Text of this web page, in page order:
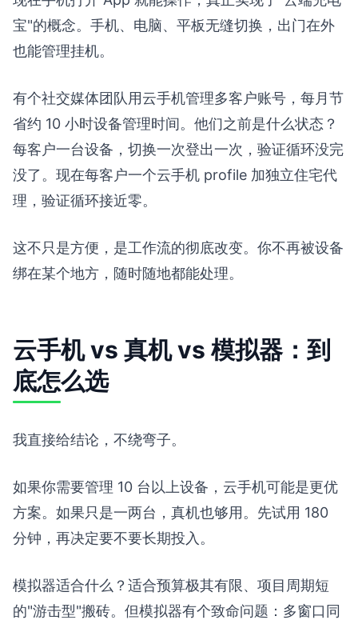
宝"的概念。手机、电脑、平板无缝切换，出门在外
也能管理挂机。
有个社交媒体团队用云手机管理多客户账号，每月节
省约 10 小时设备管理时间。他们之前是什么状态？
每客户一台设备，切换一次登出一次，验证循环没完
没了。现在每客户一个云手机 profile 加独立住宅代
理，验证循环接近零。
这不只是方便，是工作流的彻底改变。你不再被设备
绑在某个地方，随时随地都能处理。
云手机 vs 真机 vs 模拟器：到
底怎么选
我直接给结论，不绕弯子。
如果你需要管理 10 台以上设备，云手机可能是更优
方案。如果只是一两台，真机也够用。先试用 180
分钟，再决定要不要长期投入。
模拟器适合什么？适合预算极其有限、项目周期短
的"游击型"搬砖。但模拟器有个致命问题：多窗口同